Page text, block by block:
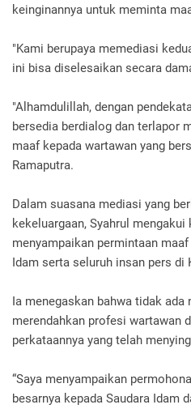
keinginannya untuk meminta
"Kami berupaya memediasi
ini bisa diselesaikan secara
"Alhamdulillah, dengan
bersedia berdialog dan terlapor
maaf kepada wartawan yang
Ramaputra.
Dalam suasana mediasi yang
kekeluargaan, Syahrul mengakui
menyampaikan permintaan
Idam serta seluruh insan pers di
Ia menegaskan bahwa tidak
merendahkan profesi wartawan
perkataannya yang telah
“Saya menyampaikan
besarnya kepada Saudara Idam